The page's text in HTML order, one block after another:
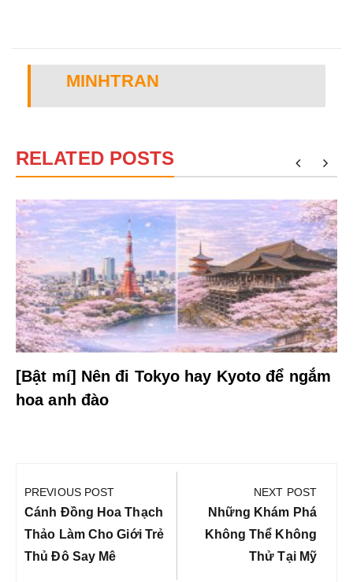
MINHTRAN
RELATED POSTS
[Bật mí] Nên đi Tokyo hay Kyoto để ngắm
hoa anh đào
hướng
bài
viết
PREVIOUS POST
Previous
Post:
Cánh Đồng Hoa Thạch
Thảo Làm Cho Giới Trẻ
Thủ Đô Say Mê
NEXT POST
Next
Post:
Những Khám Phá
Không Thể Không
Thử Tại Mỹ